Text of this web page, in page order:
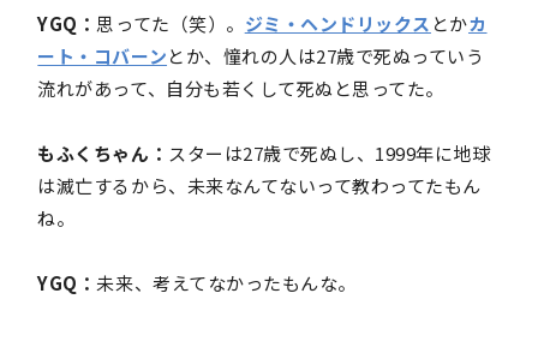
YGQ：思ってた（笑）。 ジミ・ヘンドリックス とかカ
ート・コバーンとか、憧れの人は27歳で死ぬっていう
流れがあって、自分も若くして死ぬと思ってた。
もふくちゃん： スターは27歳で死ぬし、1999年に地球
は滅亡するから、未来なんてないって教わってたもん
ね。
YGQ：未来、考えてなかったもんな。